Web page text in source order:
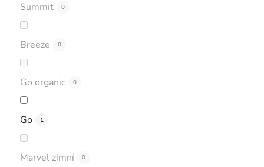
Summit 0
Breeze 0
Go organic 0
Go 1
Marvel zimní 0